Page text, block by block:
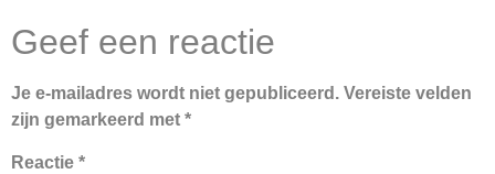
Geef een reactie
Je e-mailadres wordt niet gepubliceerd. Vereiste velden
zijn gemarkeerd met *
Reactie *